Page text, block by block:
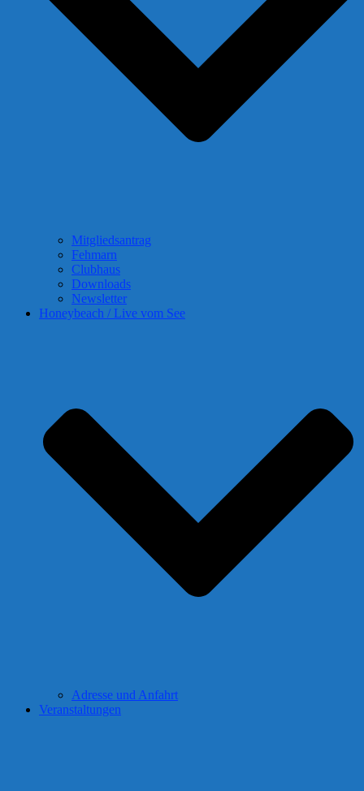
Mitgliedsantrag
Fehmarn
Clubhaus
Downloads
Newsletter
Honeybeach / Live vom See
Adresse und Anfahrt
Veranstaltungen